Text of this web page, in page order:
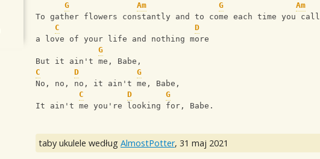
G
Am G
Am
To gather flowers constantly and to come each time you call
C
D
a love of your life and nothing more
G
But it ain't me, Babe,
C
D
G
No, no, no, it ain't me, Babe,
C
D
G
It ain't me you're looking for, Babe.
taby ukulele według AlmostPotter, 31 maj 2021